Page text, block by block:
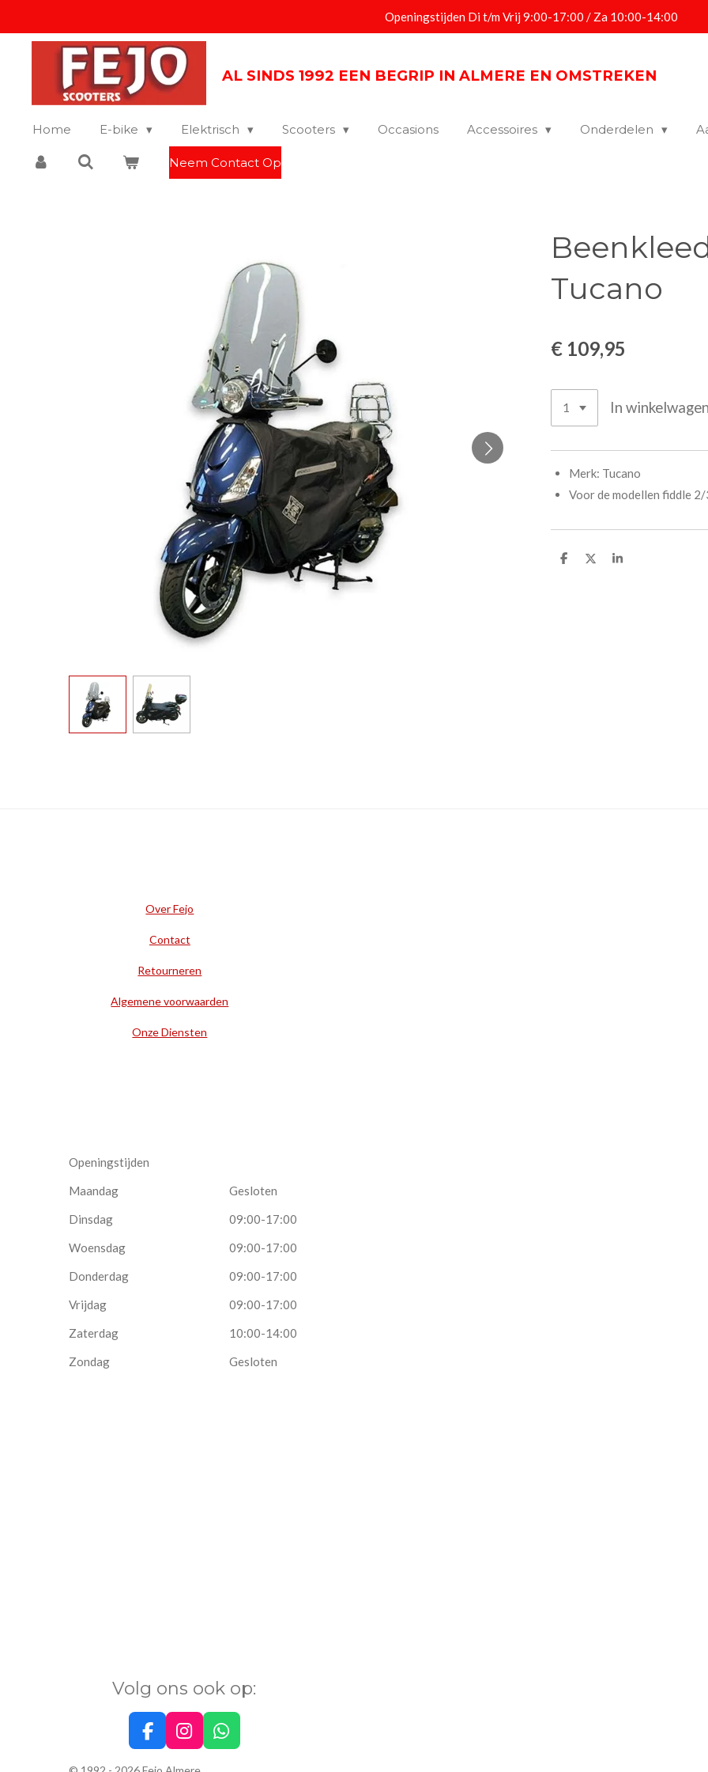
direct
hoofdinhoud
Openingstijden Di t/m Vrij 9:00-17:00 / Za 10:00-14:00
AL SINDS 1992 EEN BEGRIP IN ALMERE EN OMSTREKEN
Home E-bike Elektrisch Scooters Occasions Accessoires Onderdelen
Neem Contact Op
Tucano
€ 109,95
In
Merk: Tucano
Voor de modellen fiddle
D
D
S
Over Fejo
Contact
Retourneren
Algemene voorwaarden
Onze Diensten
Openingstijden
Maandag
Gesloten
Dinsdag
09:00-17:00
Woensdag
09:00-17:00
Donderdag
09:00-17:00
Vrijdag
09:00-17:00
Zaterdag
10:00-14:00
Zondag
Gesloten
Volg ons ook op:
F
a
I
n
W
h